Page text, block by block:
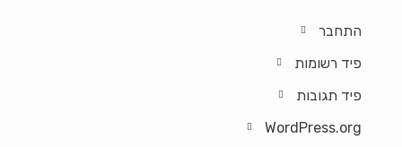
התחבר
פיד רשומות
פיד תגובות
WordPress.org